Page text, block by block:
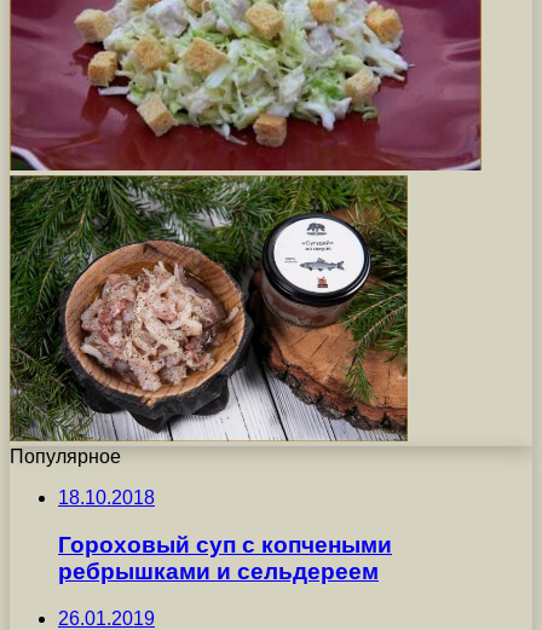
Популярное
18.10.2018
Гороховый суп с копчеными
ребрышками и сельдереем
26.01.2019